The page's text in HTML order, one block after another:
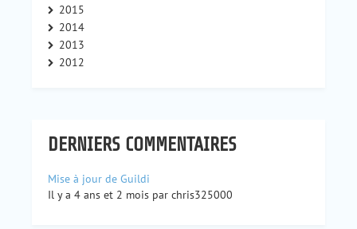
2015
2014
2013
2012
DERNIERS COMMENTAIRES
Mise à jour de Guildi
Il y a 4 ans et 2 mois par chris325000